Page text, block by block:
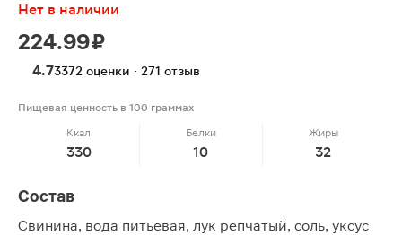
Нет в наличии
224.99 ₽
4.73372 оценки · 271 отзыв
Пищевая ценность в 100 граммах
Ккал
330
Белки
10
Жиры
32
Состав
Свинина, вода питьевая, лук репчатый, соль, уксус